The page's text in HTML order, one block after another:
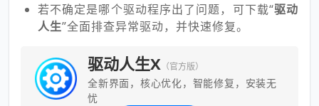
若不确定是哪个驱动程序出了问题，可下载“驱动
人生”全面排查异常驱动，并快速修复。
驱动人生X （官方版）
全新界面，核心优化，智能修复，安装无
忧